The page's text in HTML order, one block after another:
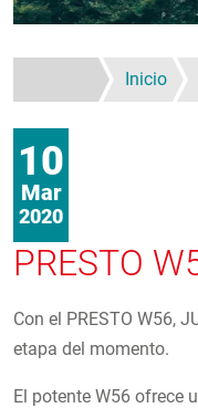
Inicio
10
Mar
2020
PRESTO
Con el PRESTO W56,
etapa del momento.
El potente W56 ofrece